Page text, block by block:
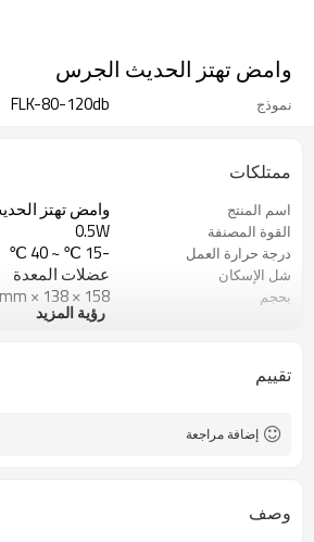
وامض تهتز الحديث الجرس
نموذج FLK-80-120db
ممتلكات
اسم المنتج وامض تهتز
القوة المصنفة 0.5W
درجة حرارة العمل -15 ℃ ~ 40 ℃
شل الإسكان عضلات المعدة
بحجم 158 × 138 × 80mm و
90 × 37 × 16MM
رؤية المزيد
تقييم
إضافة مراجعة
وصف